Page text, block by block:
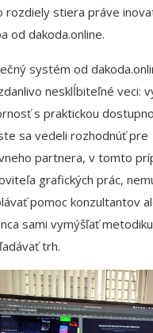
rozdiely stiera práve
od dakoda.online.
systém od
nesklĺbiteľné veci:
s praktickou
sa vedeli rozhodnúť pre
partnera, v tomto
grafických prác,
pomoc konzultantov
sami vymýšľať
trh.